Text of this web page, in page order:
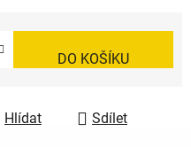
DO KOŠÍKU
Hlídat Sdílet